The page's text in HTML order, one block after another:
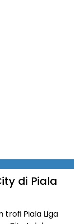
di Piala
trofi Piala Liga